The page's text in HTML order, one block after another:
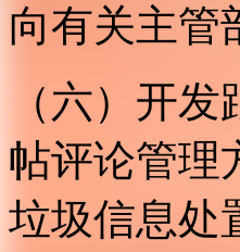
向有关主管
（六）开
帖评论管理
垃圾信息处